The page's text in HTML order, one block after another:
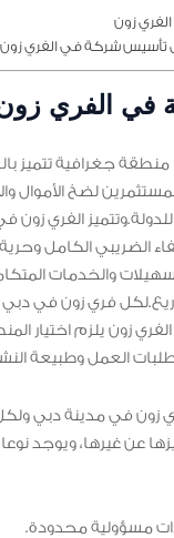
زون
تأسيس شركة في الفري
في الفري
منطقة جغرافية تتميز
لضخ الأموال
للدولة.وتتميز الفري زون
الضريبي الكامل
والخدمات
فري زون في دبي
زون يلزم اختيار
العمل وطبيعة
زون في مدينة دبي
عن غيرها، ويوجد
مسؤولية محدودة.